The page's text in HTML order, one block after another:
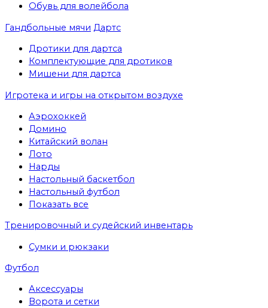
Обувь для волейбола
Гандбольные мячи Дартс
Дротики для дартса
Комплектующие для дротиков
Мишени для дартса
Игротека и игры на открытом воздухе
Аэрохоккей
Домино
Китайский волан
Лото
Нарды
Настольный баскетбол
Настольный футбол
Показать все
Тренировочный и судейский инвентарь
Сумки и рюкзаки
Футбол
Аксессуары
Ворота и сетки